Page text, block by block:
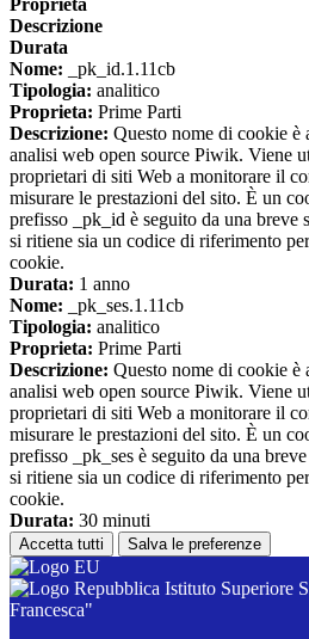
Proprieta
Descrizione
Durata
Nome: _pk_id.1.11cb
Tipologia: analitico
Proprieta: Prime Parti
Descrizione: Questo nome di cookie è
analisi web open source Piwik. Viene
proprietari di siti Web a monitorare il
misurare le prestazioni del sito. È un
prefisso _pk_id è seguito da una breve
si ritiene sia un codice di riferimento
cookie.
Durata: 1 anno
Nome: _pk_ses.1.11cb
Tipologia: analitico
Proprieta: Prime Parti
Descrizione: Questo nome di cookie è
analisi web open source Piwik. Viene
proprietari di siti Web a monitorare il
misurare le prestazioni del sito. È un
prefisso _pk_ses è seguito da una
si ritiene sia un codice di riferimento
cookie.
Durata: 30 minuti
Accetta tutti Salva le preferenze
Istituto Superiore
Francesca"